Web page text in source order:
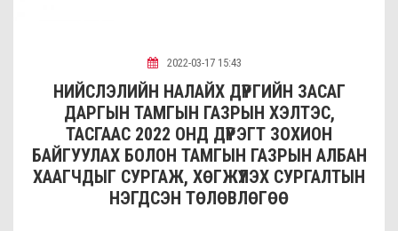
2022-03-17 15:43
НИЙСЛЭЛИЙН НАЛАЙХ ДҮҮРГИЙН ЗАСАГ
ДАРГЫН ТАМГЫН ГАЗРЫН ХЭЛТЭС,
ТАСГААС 2022 ОНД ДҮҮРЭГТ ЗОХИОН
БАЙГУУЛАХ БОЛОН ТАМГЫН ГАЗРЫН АЛБАН
ХААГЧДЫГ СУРГАЖ, ХӨГЖҮҮЛЭХ СУРГАЛТЫН
НЭГДСЭН ТӨЛӨВЛӨГӨӨ